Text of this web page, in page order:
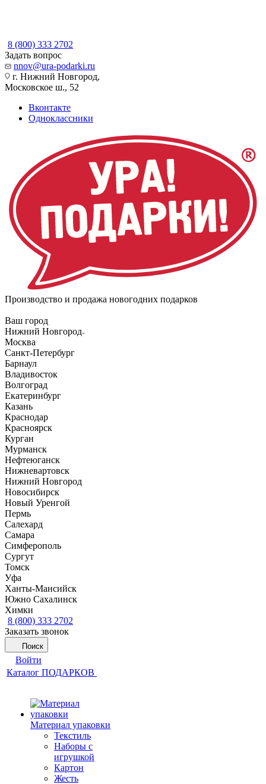
8 (800) 333 2702
Задать вопрос
nnov@ura-podarki.ru
г. Нижний Новгород,
Московское ш., 52
Вконтакте
Одноклассники
Производство и продажа новогодних подарков
Ваш город
Нижний Новгород
Москва
Санкт-Петербург
Барнаул
Владивосток
Волгоград
Екатеринбург
Казань
Краснодар
Красноярск
Курган
Мурманск
Нефтеюганск
Нижневартовск
Нижний Новгород
Новосибирск
Новый Уренгой
Пермь
Салехард
Самара
Симферополь
Сургут
Томск
Уфа
Ханты-Мансийск
Южно Сахалинск
Химки
8 (800) 333 2702
Заказать звонок
Поиск
Войти
Каталог ПОДАРКОВ
Материал упаковки
Текстиль
Наборы с
игрушкой
Картон
Жесть